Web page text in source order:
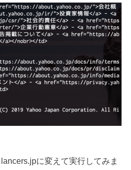
に変えて実行してみま